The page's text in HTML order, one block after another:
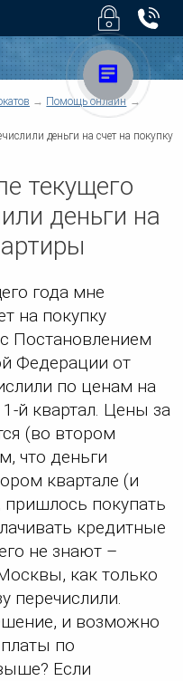
Назад
Для физических лиц
Уголовные дела
Взыскание долгов
Помощь при ДТП
Семейные споры
Наследство
Земельные споры
Банковское право
Военное право
Защита прав потребителей
Медицинское право
Миграционное право
Недвижимость
Неимущественные права
Оспаривание сделок
Страхование
Назад
Для юридических лиц
Безопасность бизнеса
Юридическое
задолженности
Административные споры
Договорные отношения
Компенсация ущерба
Корпоративные споры
Предпринимательское
Регистрация и ликвидация
Споры по недвижимости
Споры по строительному
Страховые споры
Таможенный адвокат
Уголовные споры
Урегулирование споров в
досудебном порядке
Назад
Верховный Суд РФ -
суды регионов
Другие суды
человека (Страсбург)
Конституционный Суд РФ
Помощь онлайн
деньги на счет на покупку
текущего
деньги на
года мне
на покупку
Постановлением
Федерации от
по ценам на
й квартал. Цены за
(во втором
что деньги
квартале (и
пришлось покупать
кредитные
не знают –
как только
перечислили.
и возможно
по
Если